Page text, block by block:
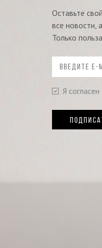
Оставьте
все новости,
Только
Я